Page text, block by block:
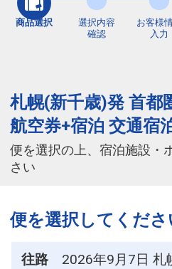
商品選択
選択内容
確認
お客様
入力
札幌(新千歳)発 首都
航空券+宿泊 交通宿
便を選択の上、宿泊施設・
さい
便を選択してくださ
往路
2026年9月7日